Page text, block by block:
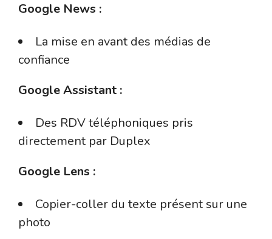
Google News :
La mise en avant des médias de
confiance
Google Assistant :
Des RDV téléphoniques pris
directement par Duplex
Google Lens :
Copier-coller du texte présent sur une
photo